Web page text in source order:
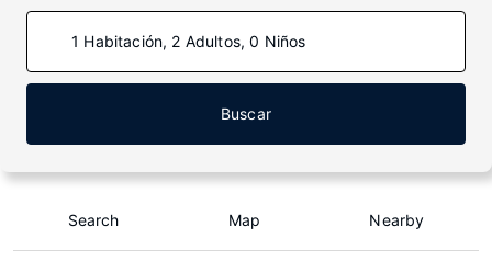
1 Habitación, 2 Adultos, 0 Niños
Buscar
Search Map Nearby